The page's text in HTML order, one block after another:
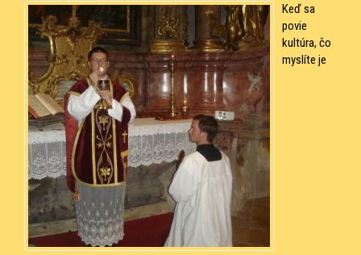
Keď sa
povie
kultúra, čo
myslíte je